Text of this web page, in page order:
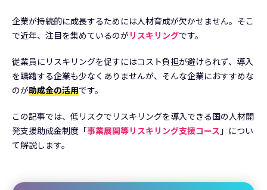
企業が持続的に成長するためには人材育成が欠かせません。そこ
で近年、注目を集めているのがリスキリングです。
従業員にリスキリングを促すにはコスト負担が避けられず、導入
を躊躇する企業も少なくありませんが、そんな企業におすすめな
のが助成金の活用です。
この記事では、低リスクでリスキリングを導入できる国の人材開
発支援助成金制度「事業展開等リスキリング支援コース 」につい
て解説します。